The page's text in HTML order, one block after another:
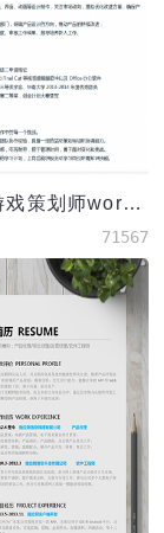
简约风格游戏策划师word简历
71567